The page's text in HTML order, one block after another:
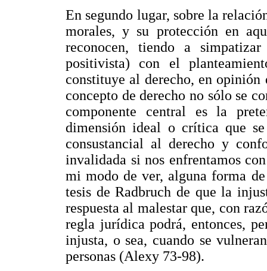
En segundo lugar, sobre la
morales, y su protección en
reconocen, tiendo a
positivista) con el
constituye al derecho, en opinión
concepto de derecho no sólo se
componente central es la
dimensión ideal o crítica que
consustancial al derecho y
invalidada si nos enfrentamos
mi modo de ver, alguna forma
tesis de Radbruch de que la
respuesta al malestar que, con
regla jurídica podrá, entonces,
injusta, o sea, cuando se
personas (Alexy 73-98).